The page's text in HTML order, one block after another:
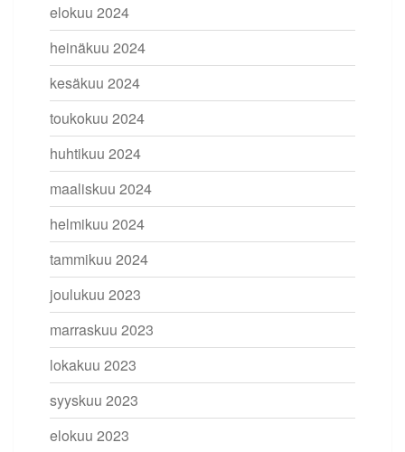
elokuu 2024
heinäkuu 2024
kesäkuu 2024
toukokuu 2024
huhtikuu 2024
maaliskuu 2024
helmikuu 2024
tammikuu 2024
joulukuu 2023
marraskuu 2023
lokakuu 2023
syyskuu 2023
elokuu 2023